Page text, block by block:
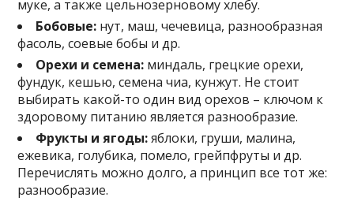
муке, а также цельнозерновому хлебу.
Бобовые: нут, маш, чечевица, разнообразная
фасоль, соевые бобы и др.
Орехи и семена: миндаль, грецкие орехи,
фундук, кешью, семена чиа, кунжут. Не стоит
выбирать какой-то один вид орехов – ключом к
здоровому питанию является разнообразие.
Фрукты и ягоды:яблоки, груши, малина,
ежевика, голубика, помело, грейпфруты и др.
Перечислять можно долго, а принцип все тот же:
разнообразие.